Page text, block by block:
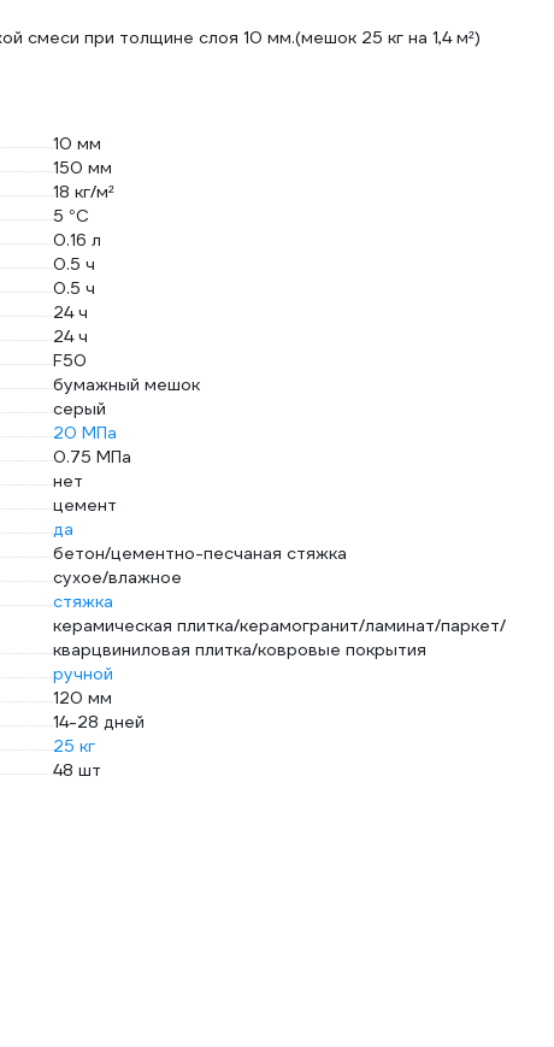
смеси при толщине слоя 10 мм.(мешок 25 кг на 1,4 м²)
10 мм
150 мм
18 кг/м²
5 °С
0.16 л
0.5 ч
0.5 ч
24 ч
24 ч
F50
бумажный мешок
серый
20 МПа
0.75 МПа
нет
цемент
да
бетон/цементно-песчаная стяжка
сухое/влажное
стяжка
керамическая плитка/керамогранит/ламинат/паркет/
кварцвиниловая плитка/ковровые покрытия
ручной
120 мм
14-28 дней
25 кг
48 шт